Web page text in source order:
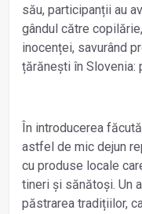
său, participanții au
gândul către
inocenței, savurând
țărănești în Slovenia:
În introducerea
astfel de mic dejun
cu produse locale
tineri și sănătoși. Un
păstrarea tradițiilor,